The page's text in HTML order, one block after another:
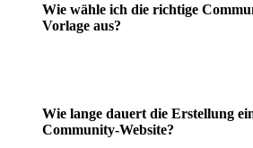
Wie wähle ich die richtige
Vorlage aus?
Wie lange dauert die Erstellung
Community-Website?